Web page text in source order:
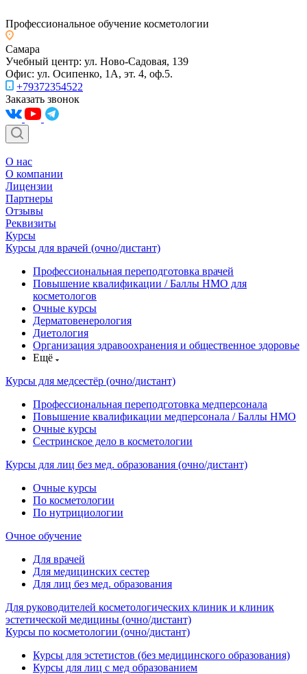
Профессиональное обучение косметологии
Самара
Учебный центр: ул. Ново-Садовая, 139
Офис: ул. Осипенко, 1А, эт. 4, оф.5.
+79372354522
Заказать звонок
О нас
О компании
Лицензии
Партнеры
Отзывы
Реквизиты
Курсы
Курсы для врачей (очно/дистант)
Профессиональная переподготовка врачей
Повышение квалификации / Баллы НМО для
косметологов
Очные курсы
Дерматовенерология
Диетология
Организация здравоохранения и общественное здоровье
Ещё
Курсы для медсестёр (очно/дистант)
Профессиональная переподготовка медперсонала
Повышение квалификации медперсонала / Баллы НМО
Очные курсы
Сестринское дело в косметологии
Курсы для лиц без мед. образования (очно/дистант)
Очные курсы
По косметологии
По нутрициологии
Очное обучение
Для врачей
Для медицинских сестер
Для лиц без мед. образования
Для руководителей косметологических клиник и клиник
эстетической медицины (очно/дистант)
Курсы по косметологии (очно/дистант)
Курсы для эстетистов (без медицинского образования)
Курсы для лиц с мед образованием